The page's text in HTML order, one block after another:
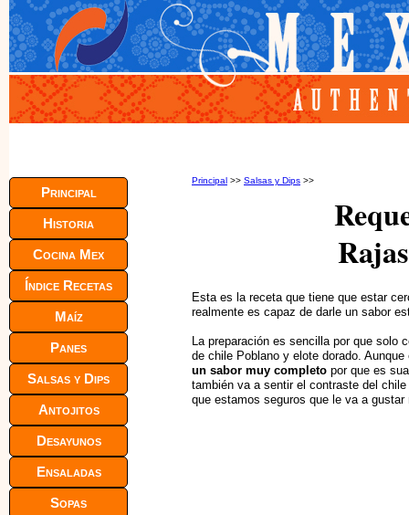
Principal >> Salsas y Dips >>
Esta es la receta que tiene que estar
realmente es capaz de darle un sabor
La preparación es sencilla por que solo
de chile Poblano y elote dorado.
un sabor muy completo por que es
también va a sentir el contraste del
que estamos seguros que le va a gustar
Principal
Historia
Cocina Mex
Índice Recetas
Maíz
Panes
Salsas y Dips
Antojitos
Desayunos
Ensaladas
Sopas